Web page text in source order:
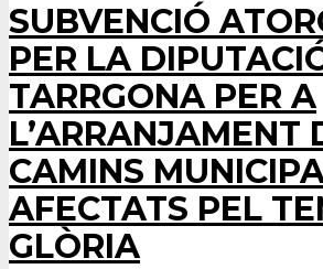
SUBVENCIÓ
PER LA
TARRGONA PER A
L’ARRANJAMENT
CAMINS
AFECTATS PEL
GLÒRIA